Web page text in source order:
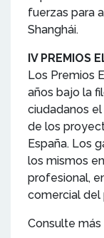
fuerzas para
Shanghái.
IV PREMIOS
Los Premios
años bajo la
ciudadanos
de los
España. Los
los mismos
profesional,
comercial del
Consulte